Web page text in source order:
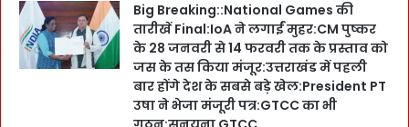
Big Breaking::National Games की
तारीखें Final:IoA ने लगाईं मुहर:CM पुष्कर
के 28 जनवरी से 14 फरवरी तक के प्रस्ताव को
जस के तस किया मंजूर:उत्तराखंड में पहली
बार होंगे देश के सबसे बड़े खेल:President PT
उषा ने भेजा मंजूरी पत्र:GTCC का भी